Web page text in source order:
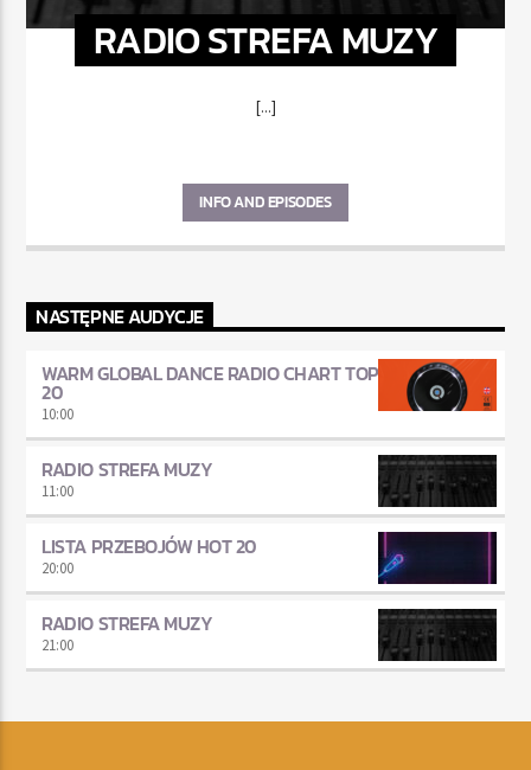
RADIO STREFA MUZY
[...]
INFO AND EPISODES
NASTĘPNE AUDYCJE
WARM GLOBAL DANCE RADIO CHART TOP
20
10:00
RADIO STREFA MUZY
11:00
LISTA PRZEBOJÓW HOT 20
20:00
RADIO STREFA MUZY
21:00